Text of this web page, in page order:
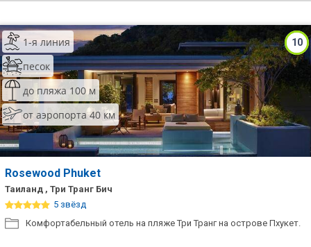
10
1-я линия
песок
до пляжа 100 м
от аэропорта 40 км
Rosewood Phuket
Таиланд , Три Транг Бич
5 звёзд
Комфортабельный отель на пляже Три Транг на острове Пхукет.
ТОП 10 недорогих отелей
5*
Лучшие отели 4* звезды
Недорогие отели 4*
звезды
Лучшие отели 3* звезды
Недорогие отели 3*